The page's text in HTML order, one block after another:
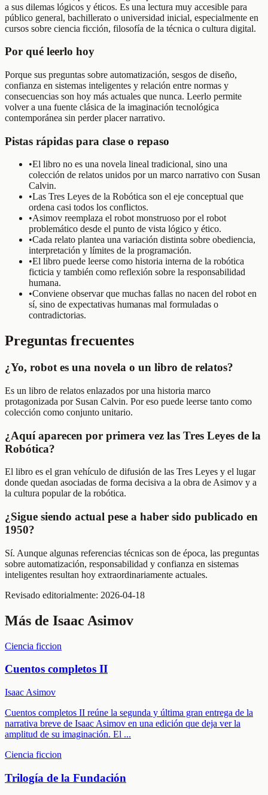
a sus dilemas lógicos y éticos. Es una lectura muy accesible para
público general, bachillerato o universidad inicial, especialmente en
cursos sobre ciencia ficción, filosofía de la técnica o cultura digital.
Por qué leerlo hoy
Porque sus preguntas sobre automatización, sesgos de diseño,
confianza en sistemas inteligentes y relación entre normas y
consecuencias son hoy más actuales que nunca. Leerlo permite
volver a una fuente clásica de la imaginación tecnológica
contemporánea sin perder placer narrativo.
Pistas rápidas para clase o repaso
•El libro no es una novela lineal tradicional, sino una
colección de relatos unidos por un marco narrativo con Susan
Calvin.
•Las Tres Leyes de la Robótica son el eje conceptual que
ordena casi todos los conflictos.
•Asimov reemplaza el robot monstruoso por el robot
problemático desde el punto de vista lógico y ético.
•Cada relato plantea una variación distinta sobre obediencia,
interpretación y límites de la programación.
•El libro puede leerse como historia interna de la robótica
ficticia y también como reflexión sobre la responsabilidad
humana.
•Conviene observar que muchas fallas no nacen del robot en
sí, sino de expectativas humanas mal formuladas o
contradictorias.
Preguntas frecuentes
¿Yo, robot es una novela o un libro de relatos?
Es un libro de relatos enlazados por una historia marco
protagonizada por Susan Calvin. Por eso puede leerse tanto como
colección como conjunto unitario.
¿Aquí aparecen por primera vez las Tres Leyes de la
Robótica?
El libro es el gran vehículo de difusión de las Tres Leyes y el lugar
donde quedan asociadas de forma decisiva a la obra de Asimov y a
la cultura popular de la robótica.
¿Sigue siendo actual pese a haber sido publicado en
1950?
Sí. Aunque algunas referencias técnicas son de época, las preguntas
sobre automatización, responsabilidad y confianza en sistemas
inteligentes resultan hoy extraordinariamente actuales.
Revisado editorialmente: 2026-04-18
Más de Isaac Asimov
Ciencia ficcion
Cuentos completos II
Isaac Asimov
Cuentos completos II reúne la segunda y última gran entrega de la
narrativa breve de Isaac Asimov en una edición que deja ver la
amplitud de su imaginación. El ...
Ciencia ficcion
Trilogía de la Fundación